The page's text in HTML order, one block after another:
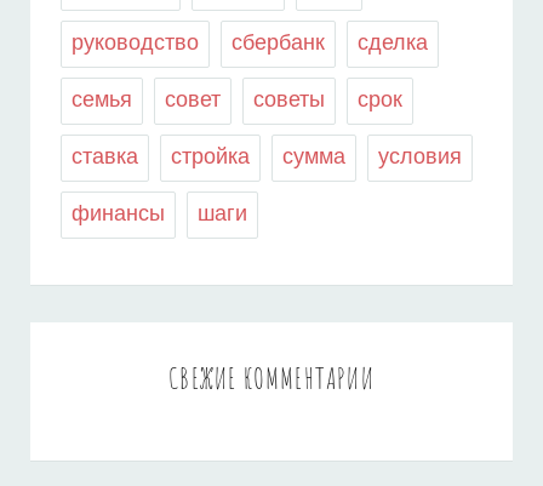
руководство сбербанк сделка
семья совет советы срок
ставка стройка сумма условия
финансы шаги
СВЕЖИЕ КОММЕНТАРИИ